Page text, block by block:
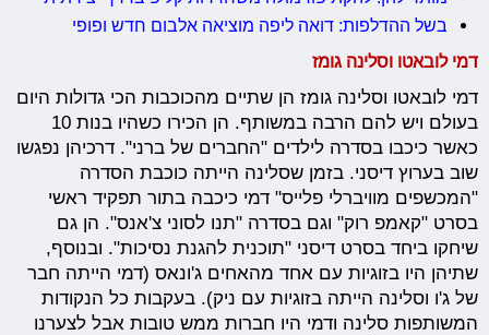
בשל ההדלפות: דואה ליפה מוציאה אלבום חדש ופופי
דמי לובאטו וסלינה גומז
דמי לובאטו וסלינה גומז הן שתיים מהכוכבות הכי גדולות היום
בעולם ויש להם הרבה במשותף. הן הכירו כשהיו בנות 10
כאשר כיכבו בסדרה לילדים "החברים של ברני". דרכיהן נפגשו
שוב בערוץ דיסני. בזמן שסלינה הייתה כוכבת הסדרה
"המכשפים מוויברלי פלייס" דמי כיכבה בתור תפקיד ראשי
בסרט "קאמפ רוק" וגם בסדרה "תנו לסוני צ'אנס". הן גם
שיחקו ביחד בסרט דיסני "תוכנית להגנת נסיכות". ובנוסף,
שתיהן היו בזוגיות עם אחד מהאחים ג'ונאס (דמי הייתה חבר
של ג'ו וסלינה הייתה בזוגיות עם ניק). בעקבות כל הנקודות
המשותפות סלינה ודמי היו חברות ממש טובות אבל לצערנו